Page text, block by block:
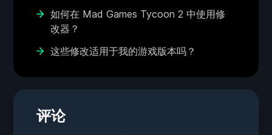
如何在 Mad Games Tycoon 2 中使用修
改器？
这些修改适用于我的游戏版本吗？
评论